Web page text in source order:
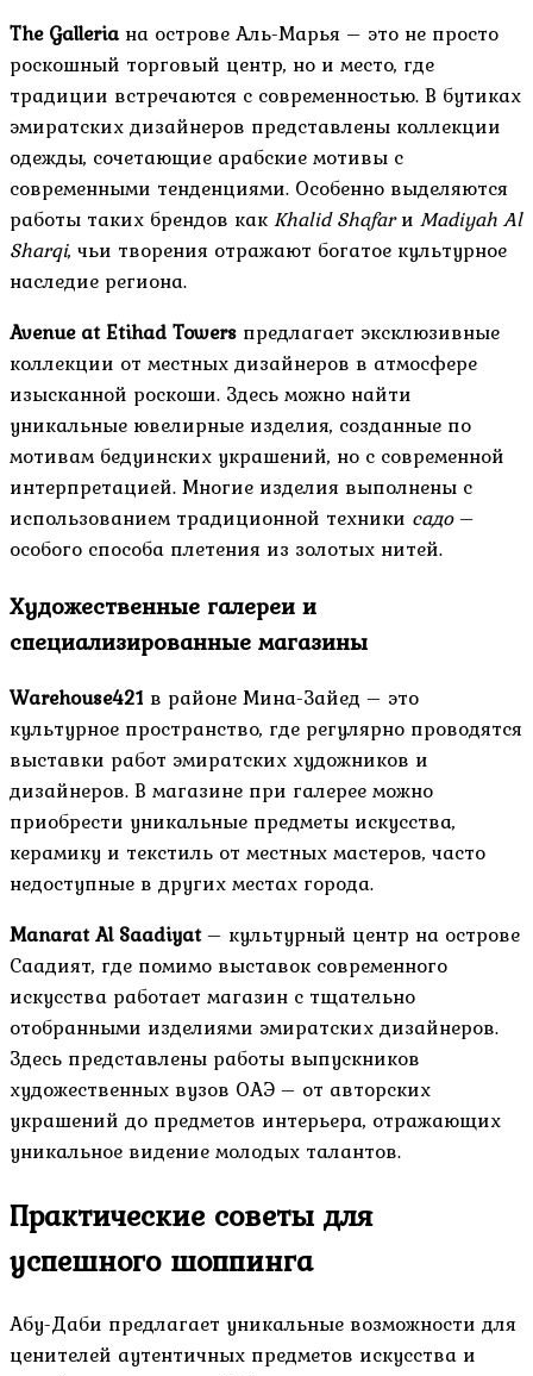
The Galleriaна острове Аль-Марья – это не просто
роскошный торговый центр, но и место, где
традиции встречаются с современностью. В бутиках
эмиратских дизайнеров представлены коллекции
одежды, сочетающие арабские мотивы с
современными тенденциями. Особенно выделяются
работы таких брендов какKhalid Shafarи Madiyah Al
Sharqi, чьи творения отражают богатое культурное
наследие региона.
Avenue at Etihad Towers предлагает эксклюзивные
коллекции от местных дизайнеров в атмосфере
изысканной роскоши. Здесь можно найти
уникальные ювелирные изделия, созданные по
мотивам бедуинских украшений, но с современной
интерпретацией. Многие изделия выполнены с
использованием традиционной техники садо–
особого способа плетения из золотых нитей.
Художественные галереи и
специализированные магазины
Warehouse421 в районе Мина-Зайед – это
культурное пространство, где регулярно проводятся
выставки работ эмиратских художников и
дизайнеров. В магазине при галерее можно
приобрести уникальные предметы искусства,
керамику и текстиль от местных мастеров, часто
недоступные в других местах города.
Manarat Al Saadiyat– культурный центр на острове
Саадият, где помимо выставок современного
искусства работает магазин с тщательно
отобранными изделиями эмиратских дизайнеров.
Здесь представлены работы выпускников
художественных вузов ОАЭ – от авторских
украшений до предметов интерьера, отражающих
уникальное видение молодых талантов.
Практические советы для
успешного шоппинга
Абу-Даби предлагает уникальные возможности для
ценителей аутентичных предметов искусства и